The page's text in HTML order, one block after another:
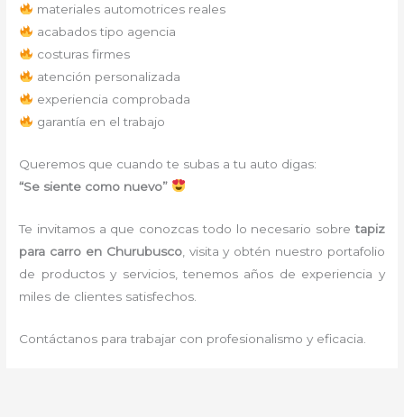
materiales automotrices reales
acabados tipo agencia
costuras firmes
atención personalizada
experiencia comprobada
garantía en el trabajo
Queremos que cuando te subas a tu auto digas:
“Se siente como nuevo”
Te invitamos a que conozcas todo lo necesario sobretapiz
para carroen Churubusco, visita y obtén nuestro portafolio
de productos y servicios, tenemos años de experiencia y
miles de clientes satisfechos.
Contáctanos para trabajar con profesionalismo y eficacia.